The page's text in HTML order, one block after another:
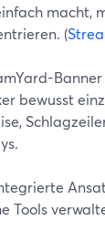
macht,
(
bewusst
Tools